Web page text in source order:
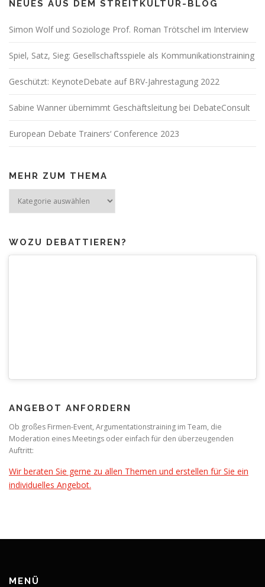
NEUES AUS DEM STREITKULTUR-BLOG
Simon Wolf und Soziologe Prof. Roman Trötschel im Interview
Spiel, Satz, Sieg: Gesellschaftsspiele als Kommunikationstraining
Geschützt: KeynoteDebate auf BRV-Jahrestagung 2022
Sabine Wanner übernimmt Geschäftsleitung bei DebateConsult
European Debate Trainers‘ Conference 2023
MEHR ZUM THEMA
zum
WOZU DEBATTIEREN?
ANGEBOT ANFORDERN
Ob großes Firmen-Event, Argumentationstraining im Team, die
Moderation eines Meetings oder einfach für den überzeugenden
Auftritt:
Wir beraten Sie gerne zu allen Themen und erstellen für Sie ein
individuelles Angebot.
MENÜ